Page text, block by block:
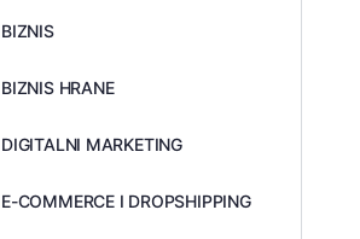
BIZNIS
BIZNIS HRANE
DIGITALNI MARKETING
E-COMMERCE I DROPSHIPPING